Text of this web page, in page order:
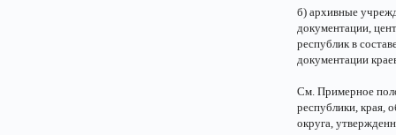
б) архивные
документации,
республик в
документации
См. Примерное
республики, края,
округа,